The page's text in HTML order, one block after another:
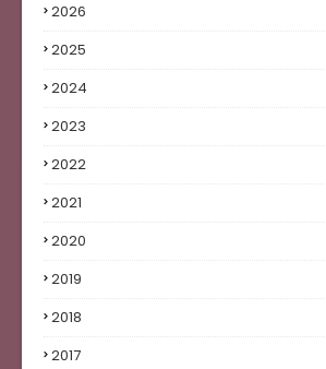
2026
2025
2024
2023
2022
2021
2020
2019
2018
2017